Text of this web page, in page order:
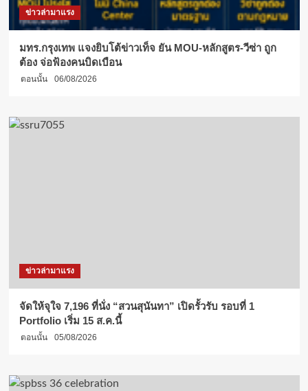
ข่าวล่ามาแรง
มทร.กรุงเทพ แจงยิบโต้ข่าวเท็จ ยัน MOU-หลักสูตร-วีซ่า ถูก
ต้อง จ่อฟ้องคนบิดเบือน
ตอนนั้น 06/08/2026
ข่าวล่ามาแรง
จัดให้จุใจ 7,196 ที่นั่ง “สวนสุนันทา” เปิดรั้วรับ รอบที่ 1
Portfolio เริ่ม 15 ส.ค.นี้
ตอนนั้น 05/08/2026